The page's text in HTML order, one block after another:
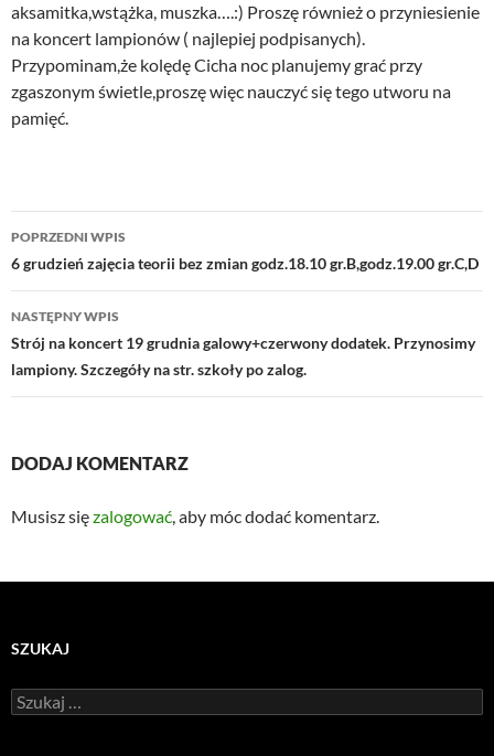
aksamitka,wstążka, muszka….:) Proszę również o przyniesienie
na koncert lampionów ( najlepiej podpisanych).
Przypominam,że kolędę Cicha noc planujemy grać przy
zgaszonym świetle,proszę więc nauczyć się tego utworu na
pamięć.
Nawigacja
wpisu
POPRZEDNI WPIS
6 grudzień zajęcia teorii bez zmian godz.18.10 gr.B,godz.19.00 gr.C,D
NASTĘPNY WPIS
Strój na koncert 19 grudnia galowy+czerwony dodatek. Przynosimy
lampiony. Szczegóły na str. szkoły po zalog.
DODAJ KOMENTARZ
Musisz sięzalogować, aby móc dodać komentarz.
SZUKAJ
Szukaj: